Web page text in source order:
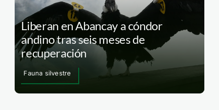
Liberan en Abancay a cóndor
andino tras seis meses de
recuperación
Fauna silvestre